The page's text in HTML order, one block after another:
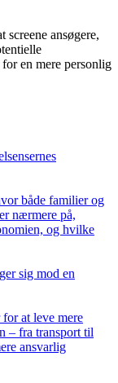
ansøgere,
en mere personlig
både familier og
nærmere på,
og hvilke
sig mod en
at leve mere
– fra transport til
ansvarlig